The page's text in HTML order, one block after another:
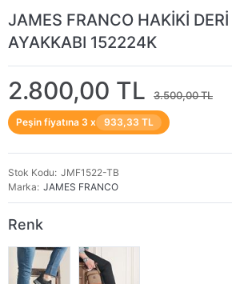
JAMES FRANCO HAKİKİ DERİ
AYAKKABI 152224K
2.800,00 TL 3.500,00 TL
Peşin fiyatına 3 x 933,33 TL
Stok Kodu JMF1522-TB
Marka JAMES FRANCO
Renk